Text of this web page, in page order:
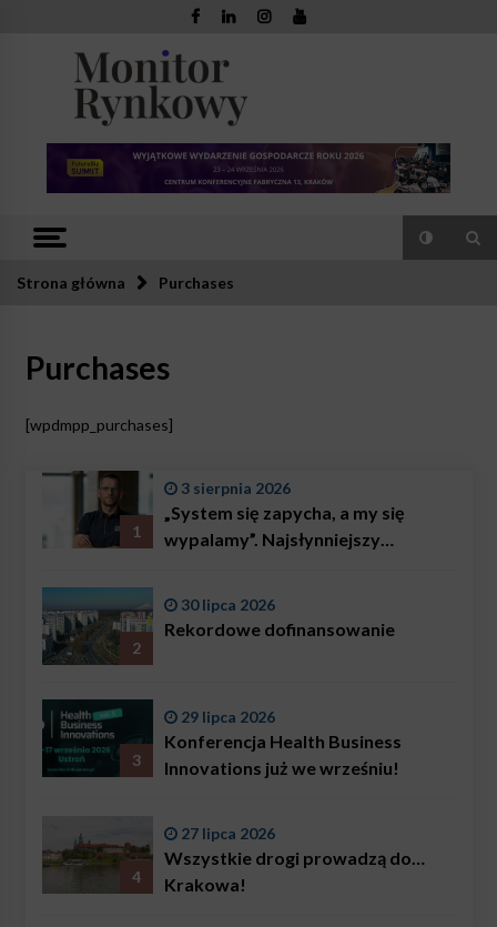
Monitor
Rynkowy
Strona główna Purchases
Purchases
[wpdmpp_purchases]
1
3 sierpnia 2026
„System się zapycha, a my się
wypalamy”. Najsłynniejszy
problemem są nie tylko choroby
2
30 lipca 2026
Rekordowe dofinansowanie
3
29 lipca 2026
Konferencja Health Business
Innovations już we wrześniu!
4
27 lipca 2026
Wszystkie drogi prowadzą do…
Krakowa!